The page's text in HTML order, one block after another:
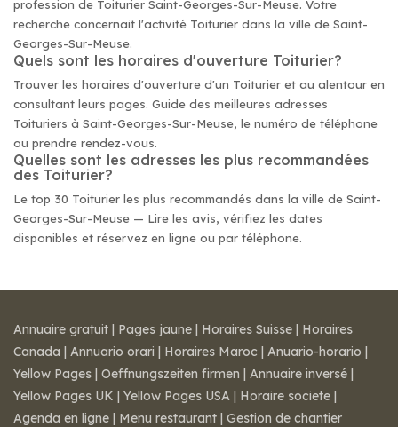
profession de Toiturier Saint-Georges-Sur-Meuse. Votre
recherche concernait l'activité Toiturier dans la ville de Saint-
Georges-Sur-Meuse.
Quels sont les horaires d'ouverture Toiturier?
Trouver les horaires d'ouverture d'un Toiturier et au alentour en
consultant leurs pages. Guide des meilleures adresses
Toituriers à Saint-Georges-Sur-Meuse, le numéro de téléphone
ou prendre rendez-vous.
Quelles sont les adresses les plus recommandées
des Toiturier?
Le top 30 Toiturier les plus recommandés dans la ville de Saint-
Georges-Sur-Meuse — Lire les avis, vérifiez les dates
disponibles et réservez en ligne ou par téléphone.
Annuaire gratuit | Pages jaune | Horaires Suisse | Horaires
Canada | Annuario orari | Horaires Maroc | Anuario-horario |
Yellow Pages | Oeffnungszeiten firmen | Annuaire inversé |
Yellow Pages UK | Yellow Pages USA | Horaire societe |
Agenda en ligne | Menu restaurant | Gestion de chantier